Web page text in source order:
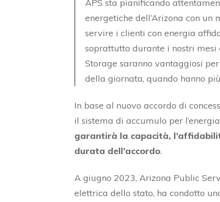
APS sta pianificando
energetiche dell’Arizona con
servire i clienti con energia
soprattutto durante i nostri mesi
Storage saranno vantaggiosi
della giornata, quando hanno
In base al nuovo accordo di
il sistema di accumulo per
garantirà la capacità,
durata dell’accordo.
A giugno 2023, Arizona Public
elettrica dello stato, ha condotto